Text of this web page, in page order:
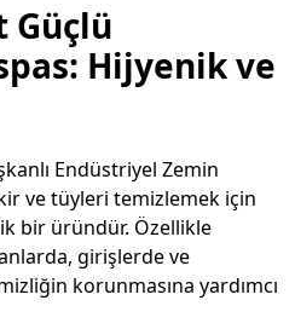
Güçlü
Hijyenik ve
Endüstriyel Zemin
ve tüyleri temizlemek için
bir üründür. Özellikle
girişlerde ve
korunmasına yardımcı